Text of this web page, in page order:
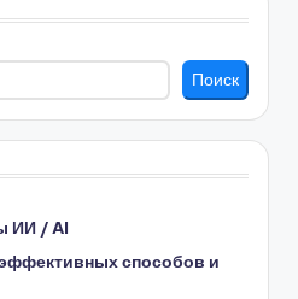
Поиск
ИИ / AI
способов и